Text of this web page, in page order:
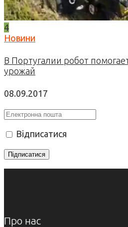
4
Новини
В Португалии робот
урожай
08.09.2017
Відписатися
Про нас